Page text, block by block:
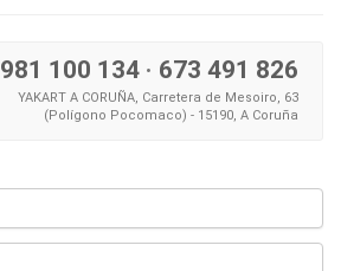
981 100 134 · 673 491 826
YAKART A CORUÑA, Carretera de Mesoiro, 63
(Polígono Pocomaco) - 15190, A Coruña